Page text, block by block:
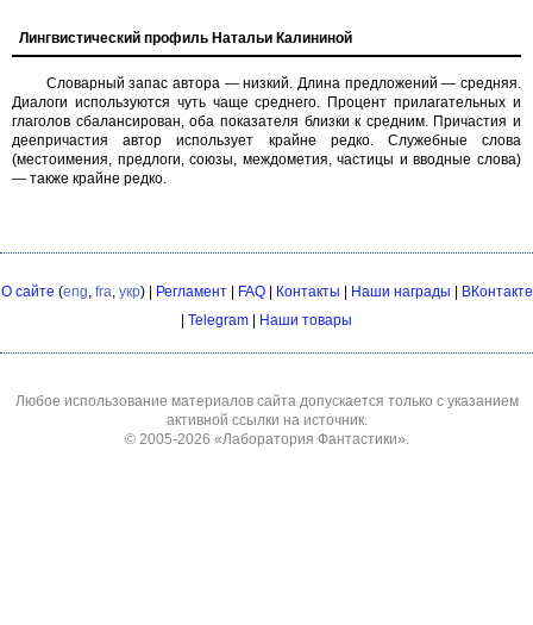
Лингвистический профиль Натальи Калининой
Словарный запас автора — низкий. Длина предложений — средняя.
Диалоги используются чуть чаще среднего. Процент прилагательных и
глаголов сбалансирован, оба показателя близки к средним. Причастия и
деепричастия автор использует крайне редко. Служебные слова
(местоимения, предлоги, союзы, междометия, частицы и вводные слова)
— также крайне редко.
О сайте (eng, fra, укр) | Регламент| FAQ| Контакты Наши награды
ВКонтакте
Telegram Наши товары
Любое использование материалов сайта допускается только с указанием
активной ссылки на источник.
© 2005-2026 «Лаборатория Фантастики».